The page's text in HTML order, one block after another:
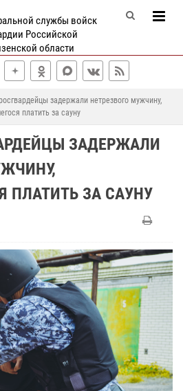
службы войск
Российской
области
задержали нетрезвого мужчину,
платить за сауну
ЗАДЕРЖАЛИ
ПЛАТИТЬ ЗА САУНУ